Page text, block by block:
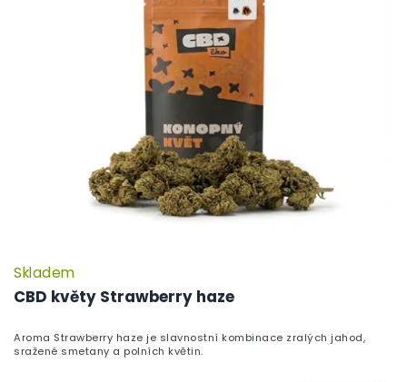
CBD květy Strawberry haze
Skladem
Aroma Strawberry haze je slavnostní kombinace zralých jahod,
sražené smetany a polních květin.